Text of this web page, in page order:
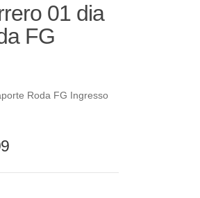
01 dia
FG
Roda FG Ingresso